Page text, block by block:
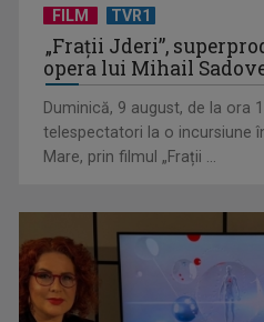
De peste 160 de ani în slujba
„Societății” din ...
FILM TVR1
„Frații Jderi”,
opera lui Mihail
Duminică, 9 august, de la ora
telespectatori la o incursiune
Mare, prin filmul „Frații ...